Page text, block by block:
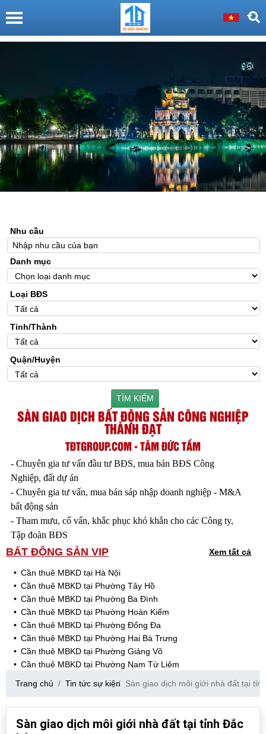
Nhu cầu
Danh mục
Loại BĐS
Tỉnh/Thành
Quận/Huyện
TÌM KIẾM
SÀN GIAO DỊCH BẤT ĐỘNG SẢN CÔNG NGHIỆP
THÀNH ĐẠT
TĐTGROUP.COM - TÂM ĐỨC TẦM
- Chuyên gia tư vấn đầu tư BĐS, mua bán BĐS Công
Nghiệp, đất dự án
- Chuyên gia tư vấn, mua bán sáp nhập doanh nghiệp - M&A
bất động sản
- Tham mưu, cố vấn, khắc phục khó khắn cho các Công ty,
Tập đoàn BĐS
BẤT ĐỘNG SẢN VIP Xem tất cả
Cần thuê MBKD tại Hà Nội
Cần thuê MBKD tại Phường Tây Hồ
Cần thuê MBKD tại Phường Ba Đình
Cần thuê MBKD tại Phường Hoàn Kiếm
Cần thuê MBKD tại Phường Đống Đa
Cần thuê MBKD tại Phường Hai Bà Trưng
Cần thuê MBKD tại Phường Giảng Võ
Cần thuê MBKD tại Phường Nam Từ Liêm
Cần thuê MBKD tại Phường Thanh Xuân
Cần thuê MBKD tại Phường Hà Đông
Cần thuê MBKD tại Phường Hoàng Mai
Trang chủ Tin tức sự kiện Sàn giao dịch môi giới nhà đất tại
Sàn giao dịch môi giới nhà đất tại tỉnh Đắc